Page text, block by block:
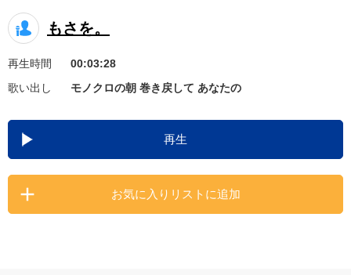
キャンペーン
お知らせ よくあるご質問
DAMの新曲・ランキングなど
カラオケ最新情報をチェック！
もさを。
再生時間
00:03:28
歌い出し
モノクロの朝 巻き戻して あなたの
再生
お気に入りリストに追加